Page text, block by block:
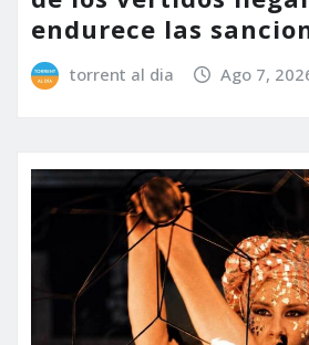
endurece las
torrent al dia Ago 7,